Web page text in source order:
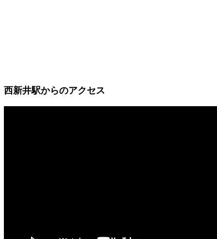
西新井駅からのアクセス